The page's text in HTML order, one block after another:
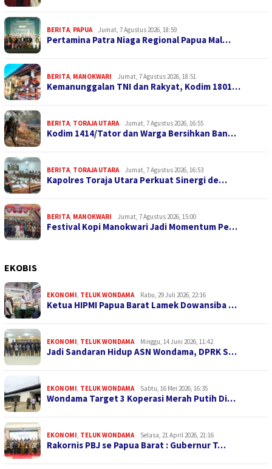
BERITA, PAPUA Jumat, 7 Agustus 2026, 18:59
Pertamina Patra Niaga Regional Papua Mal…
BERITA, MANOKWARI Jumat, 7 Agustus 2026, 18:51
Kemanunggalan TNI dan Rakyat, Kodim 1801…
BERITA, TORAJA UTARA Jumat, 7 Agustus 2026, 16:55
Kodim 1414/Tator dan Warga Bersihkan Ban…
BERITA, TORAJA UTARA Jumat, 7 Agustus 2026, 16:53
Kapolres Toraja Utara Perkuat Sinergi de…
BERITA, MANOKWARI Jumat, 7 Agustus 2026, 15:00
Festival Kopi Manokwari Jadi Momentum Pe…
EKOBIS
EKONOMI, TELUK WONDAMA Rabu, 29 Juli 2026, 22:16
Ketua HIPMI Papua Barat Lamek Dowansiba …
EKONOMI, TELUK WONDAMA Minggu, 14 Juni 2026, 11:42
Jadi Sandaran Hidup ASN Wondama, DPRK S…
EKONOMI, TELUK WONDAMA Sabtu, 16 Mei 2026, 16:35
Wondama Target 3 Koperasi Merah Putih Di…
EKONOMI, TELUK WONDAMA Selasa, 21 April 2026, 21:16
Rakornis PBJ se Papua Barat : Gubernur T…